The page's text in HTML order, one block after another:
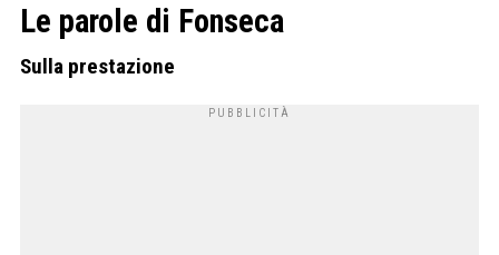
Le parole di Fonseca
Sulla prestazione